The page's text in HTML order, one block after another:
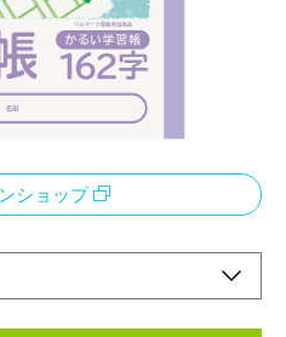
には厚みはそのまま裏うつりは
トの売り上げの一部は「あしな
ショップ